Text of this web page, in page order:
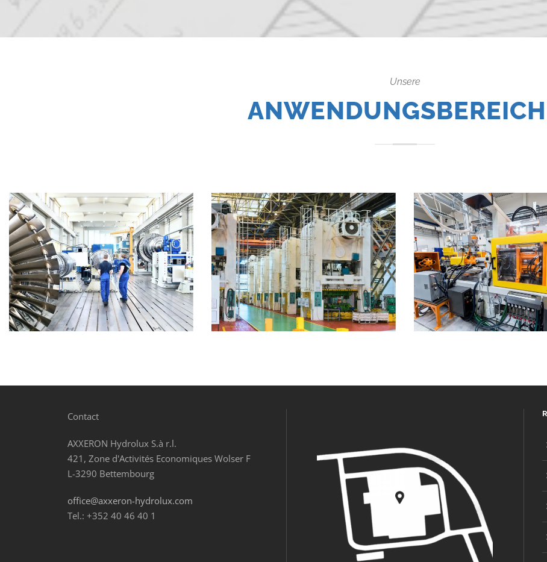
Unsere
MASCHINEN- UND
ANLAGENBAU
PRESSEN UND
UMFORMTECHNIK
Contact
AXXERON Hydrolux S.à r.l.
421, Zone d'Activités Economiques Wolser F
L-3290 Bettembourg
office@axxeron-hydrolux.com
Tel.: +352 40 46 40 1